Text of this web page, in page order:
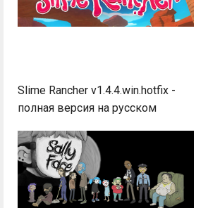
Slime Rancher v1.4.4.win.hotfix -
полная версия на русском